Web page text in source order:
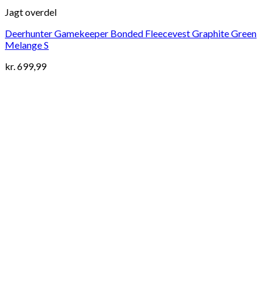
Jagt overdel
Deerhunter Gamekeeper Bonded Fleecevest Graphite Green
Melange S
kr.699,99